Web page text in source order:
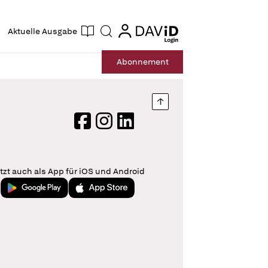
Aktuelle Ausgabe Suche login
login
Abonnement
Nach oben springen
FacebookInstagram
LinkedIn
auch als App für iOS und Android
Jetzt bei Google PlayLaden im App Store